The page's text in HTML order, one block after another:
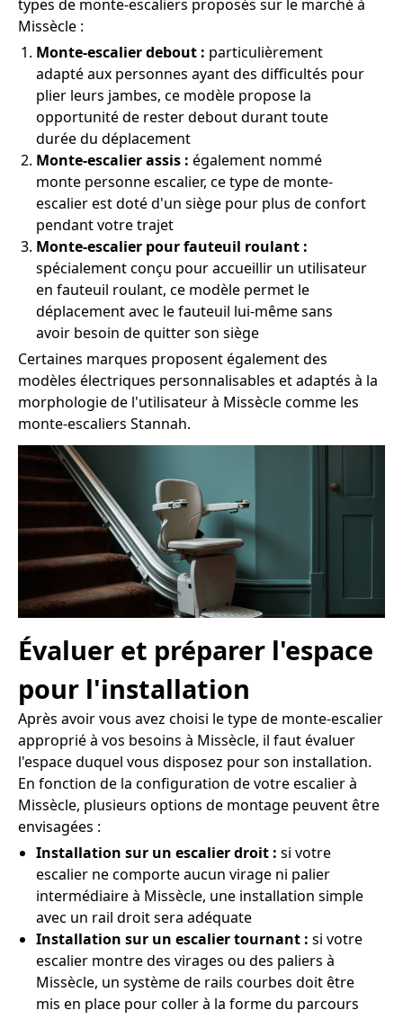
types de monte-escaliers proposés sur le marché à
Missècle :
Monte-escalier debout : particulièrement
adapté aux personnes ayant des difficultés pour
plier leurs jambes, ce modèle propose la
opportunité de rester debout durant toute
durée du déplacement
Monte-escalier assis : également nommé
monte personne escalier, ce type de monte-
escalier est doté d'un siège pour plus de confort
pendant votre trajet
Monte-escalier pour fauteuil roulant :
spécialement conçu pour accueillir un utilisateur
en fauteuil roulant, ce modèle permet le
déplacement avec le fauteuil lui-même sans
avoir besoin de quitter son siège
Certaines marques proposent également des
modèles électriques personnalisables et adaptés à la
morphologie de l'utilisateur à Missècle comme les
monte-escaliers Stannah.
Évaluer et préparer l'espace
pour l'installation
Après avoir vous avez choisi le type de monte-escalier
approprié à vos besoins à Missècle, il faut évaluer
l'espace duquel vous disposez pour son installation.
En fonction de la configuration de votre escalier à
Missècle, plusieurs options de montage peuvent être
envisagées :
Installation sur un escalier droit : si votre
escalier ne comporte aucun virage ni palier
intermédiaire à Missècle, une installation simple
avec un rail droit sera adéquate
Installation sur un escalier tournant : si votre
escalier montre des virages ou des paliers à
Missècle, un système de rails courbes doit être
mis en place pour coller à la forme du parcours